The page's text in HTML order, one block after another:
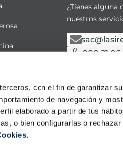
con el fin de garantizar
de navegación y
elaborado a partir de tus
o bien configurarlas o
compra
¿Tienes alguna
nuestros
900 21 06
Algunas